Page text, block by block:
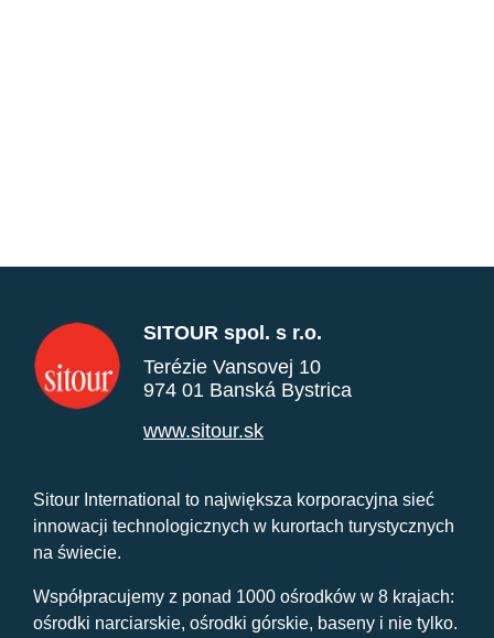
SITOUR spol. s r.o.
Terézie Vansovej 10
974 01 Banská Bystrica
www.sitour.sk
Sitour International to największa korporacyjna sieć
innowacji technologicznych w kurortach turystycznych
na świecie.
Współpracujemy z ponad 1000 ośrodków w 8 krajach:
ośrodki narciarskie, ośrodki górskie, baseny i nie tylko.